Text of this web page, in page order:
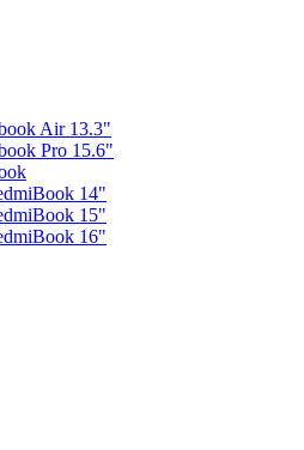
Air 13.3"
Pro 15.6"
14"
15"
16"